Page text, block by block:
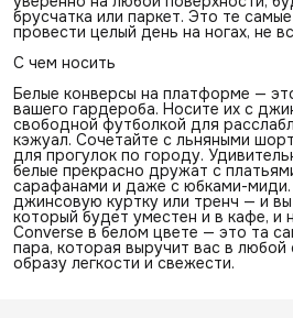
брусчатка или паркет. Это те
провести целый день на ногах, не
С чем носить
Белые конверсы на платформе —
вашего гардероба. Носите их с
свободной футболкой для
кэжуал. Сочетайте с льняными
для прогулок по городу.
белые прекрасно дружат с
сарафанами и даже с юбками-миди.
джинсовую куртку или тренч — и вы
который будет уместен и в кафе, и
Converse в белом цвете — это та
пара, которая выручит вас в любой
образу легкости и свежести.